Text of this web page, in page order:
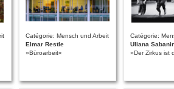
Catégorie: Mensch und Arbeit
Elmar Restle
»Büroarbeit«
Catégorie:
Uliana
»Der Zirkus ist